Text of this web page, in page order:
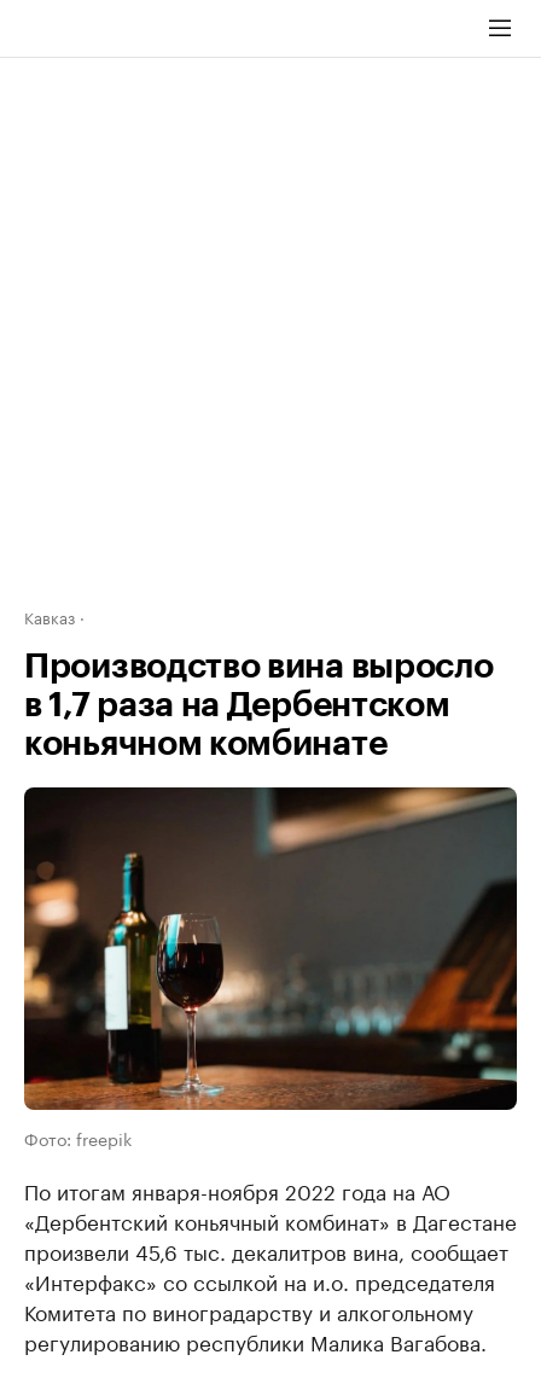
Кавказ
Производство вина выросло
в 1,7 раза на Дербентском
коньячном комбинате
Фото: freepik
По итогам января-ноября 2022 года на АО
«Дербентский коньячный комбинат» в Дагестане
произвели 45,6 тыс. декалитров вина, сообщает
«Интерфакс» со ссылкой на и.о. председателя
Комитета по виноградарству и алкогольному
регулированию республики Малика Вагабова.